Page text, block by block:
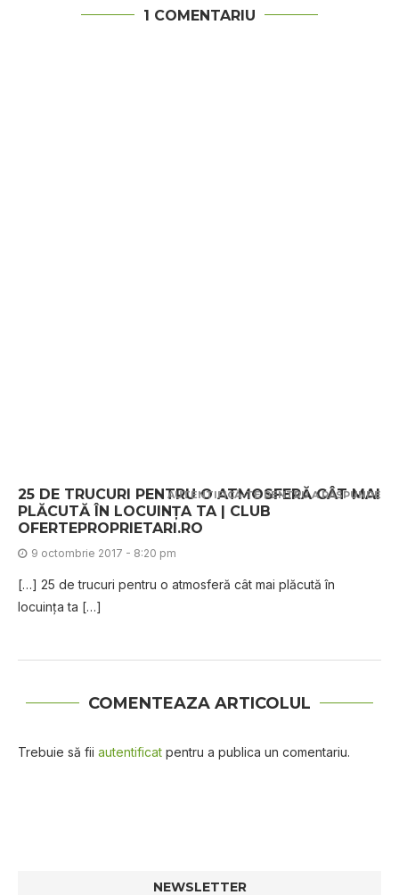
1 COMENTARIU
25 DE TRUCURI PENTRU O ATMOSFERĂ CÂT MAI
PLĂCUTĂ ÎN LOCUINȚA TA | CLUB
OFERTEPROPRIETARI.RO
9 octombrie 2017 - 8:20 pm
[…] 25 de trucuri pentru o atmosferă cât mai plăcută în
locuința ta […]
AUTENTIFICĂ-TE PENTRU A RĂSPUNDE
COMENTEAZA ARTICOLUL
Trebuie să fii autentificat pentru a publica un comentariu.
NEWSLETTER